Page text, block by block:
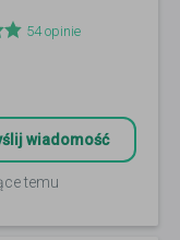
54opinie
wiadomość
temu